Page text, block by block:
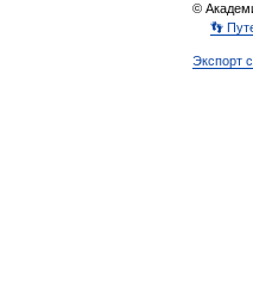
©
👣
Экспорт